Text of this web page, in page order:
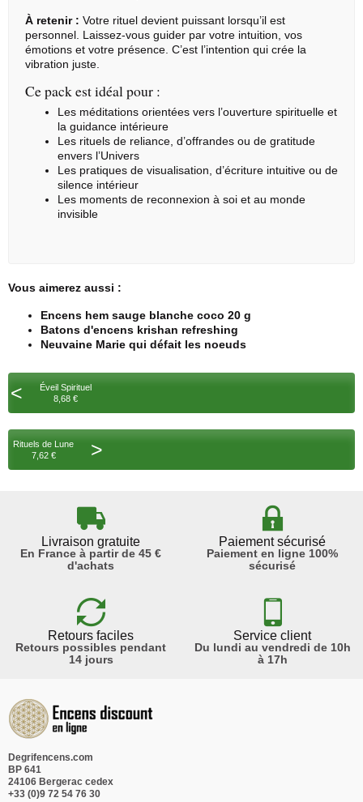
À retenir : Votre rituel devient puissant lorsqu’il est
personnel. Laissez-vous guider par votre intuition, vos
émotions et votre présence. C’est l’intention qui crée la
vibration juste.
Ce pack est idéal pour :
Les méditations orientées vers l’ouverture spirituelle et
la guidance intérieure
Les rituels de reliance, d’offrandes ou de gratitude
envers l’Univers
Les pratiques de visualisation, d’écriture intuitive ou de
silence intérieur
Les moments de reconnexion à soi et au monde
invisible
Vous aimerez aussi :
Encens hem sauge blanche coco 20 g
Batons d'encens krishan refreshing
Neuvaine Marie qui défait les noeuds
<
Éveil Spirituel
8,68 €
Rituels de Lune
7,62 €
>
Livraison gratuite
En France à partir de 45 €
d'achats
Paiement sécurisé
Paiement en ligne 100%
sécurisé
Retours faciles
Retours possibles pendant
14 jours
Service client
Du lundi au vendredi de 10h
à 17h
Degrifencens.com
BP 641
24106 Bergerac cedex
+33 (0)9 72 54 76 30